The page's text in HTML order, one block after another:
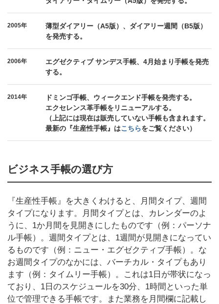
2005年
薄型ダイアリー（A5版）、ダイアリー週間（B5版）
を発売する。
2006年
エグゼクティブ サンデス手帳、4月始まり手帳を発売
する。
2014年
ドミンゴ手帳、ウィークエンド手帳を発売する。
エクセレンス革手帳をリニューアルする。
（上記には現在は販売していない手帳も含まれます。
最新の『生産性手帳』はこちらをご覧ください）
ビジネス手帳の選び方
『生産性手帳』を大きくわけると、月間タイプ、週間
タイプになります。月間タイプとは、カレンダーのよ
うに、1か月間を見開きにしたものです（例：パーソナ
ル手帳）。週間タイプとは、1週間が見開きになってい
るものです（例：ニュー・エグゼクティブ手帳）。な
お週間タイプのなかには、バーチカル・タイプもあり
ます（例：タイムリー手帳）。これは1日が帯状になっ
ており、1日のスケジュールを30分、1時間といった単
位で管理できる手帳です。また業務を月間欄に記載し